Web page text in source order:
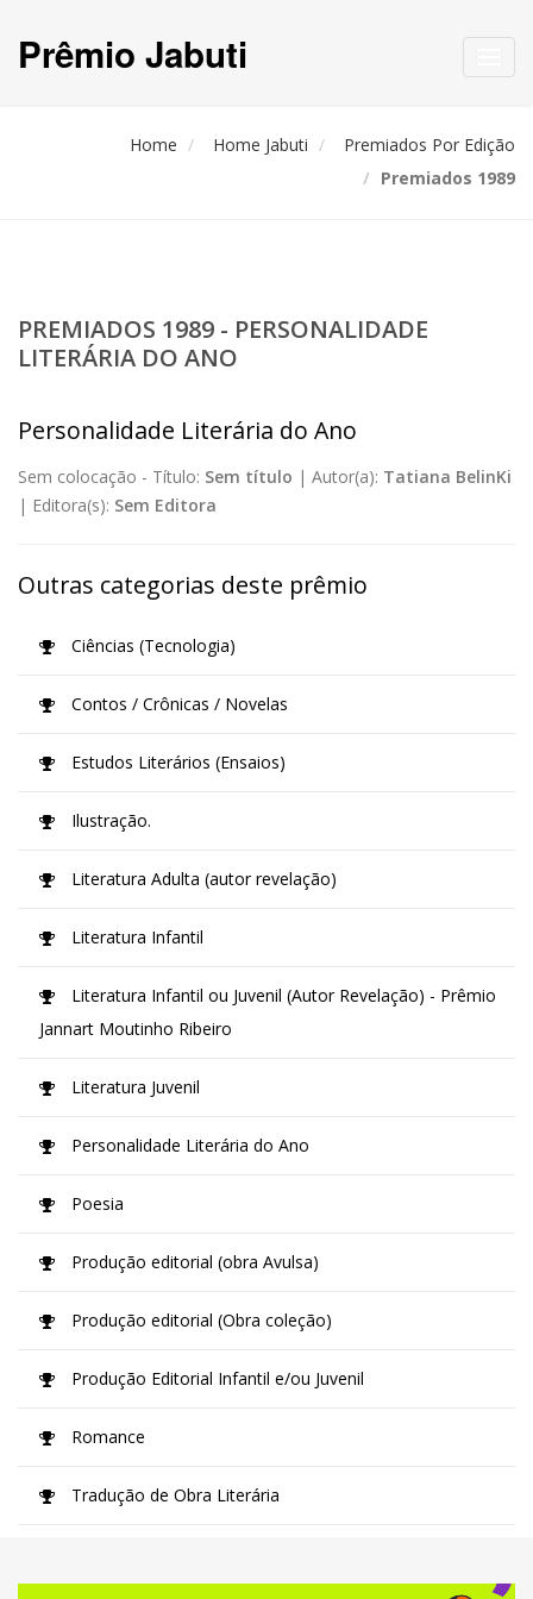
Prêmio Jabuti
Home Home Jabuti
Premiados Por Edição
Premiados 1989
PREMIADOS 1989 - PERSONALIDADE
LITERÁRIA DO ANO
Personalidade Literária do Ano
Sem colocação - Título: Sem título | Autor(a): Tatiana BelinKi
| Editora(s): Sem Editora
Outras categorias deste prêmio
Ciências (Tecnologia)
Contos / Crônicas / Novelas
Estudos Literários (Ensaios)
Ilustração.
Literatura Adulta (autor revelação)
Literatura Infantil
Literatura Infantil ou Juvenil (Autor Revelação) - Prêmio
Jannart Moutinho Ribeiro
Literatura Juvenil
Personalidade Literária do Ano
Poesia
Produção editorial (obra Avulsa)
Produção editorial (Obra coleção)
Produção Editorial Infantil e/ou Juvenil
Romance
Tradução de Obra Literária